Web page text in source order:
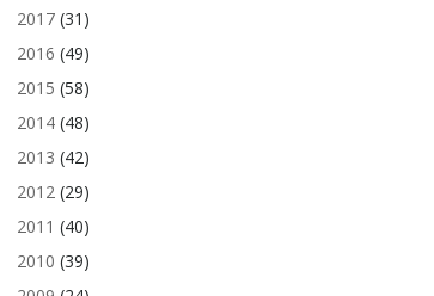
2017 (31)
2016 (49)
2015 (58)
2014 (48)
2013 (42)
2012 (29)
2011 (40)
2010 (39)